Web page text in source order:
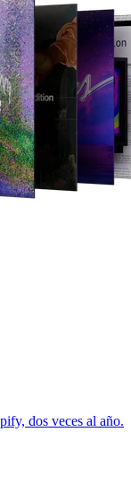
dos veces al año.